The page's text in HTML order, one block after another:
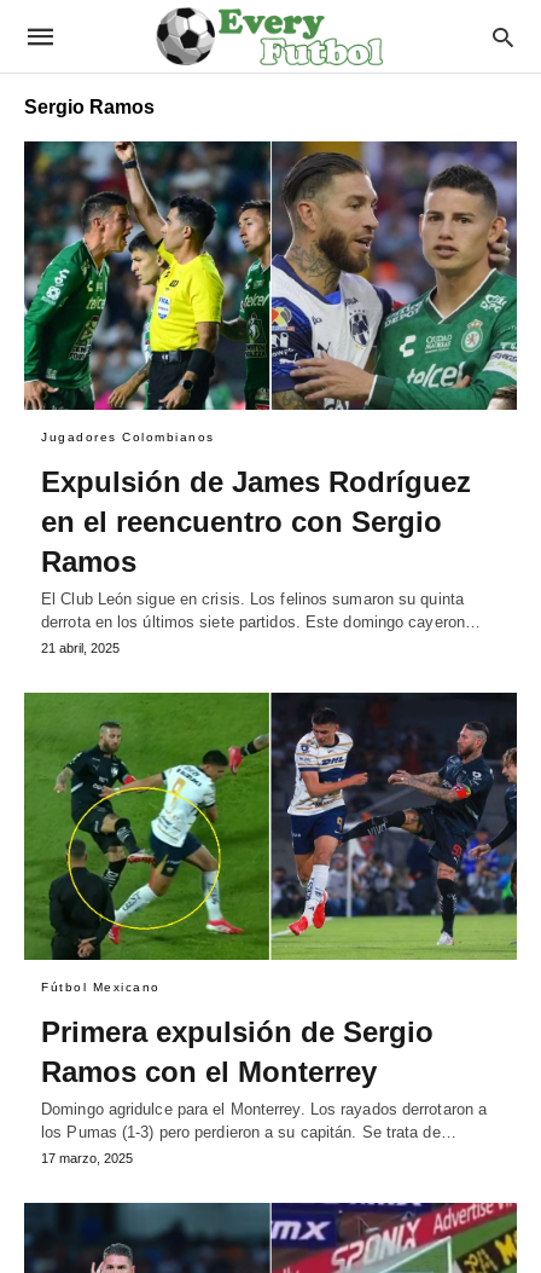
Sergio Ramos
Jugadores Colombianos
Expulsión de James Rodríguez
en el reencuentro con Sergio
Ramos
El Club León sigue en crisis. Los felinos sumaron su quinta
derrota en los últimos siete partidos. Este domingo cayeron…
21 abril, 2025
Fútbol Mexicano
Primera expulsión de Sergio
Ramos con el Monterrey
Domingo agridulce para el Monterrey. Los rayados derrotaron a
los Pumas (1-3) pero perdieron a su capitán. Se trata de…
17 marzo, 2025